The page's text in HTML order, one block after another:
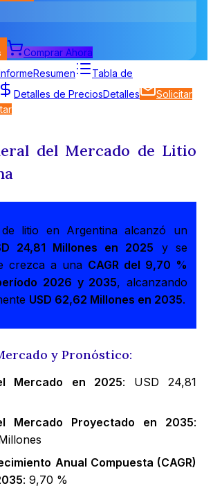
Comprar Ahora
Resumen
Tabla de
Detalles de PreciosDetalles
Solicitar
delMercado de Litio
litio en Argentina alcanzó un
24,81 Millones en 2025 y se
crezca a una CAGR del 9,70 %
2026 y 2035, alcanzando
USD 62,62 Millones en 2035.
y Pronóstico:
Mercado en 2025: USD 24,81
Mercado Proyectado en 2035:
Anual Compuesta (CAGR)
: 9,70 %